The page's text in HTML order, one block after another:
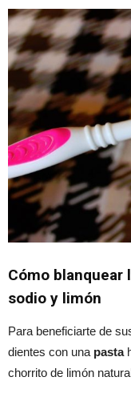
Cómo
sodio y limón
Para beneficiarte de
dientes con una pasta
chorrito de limón